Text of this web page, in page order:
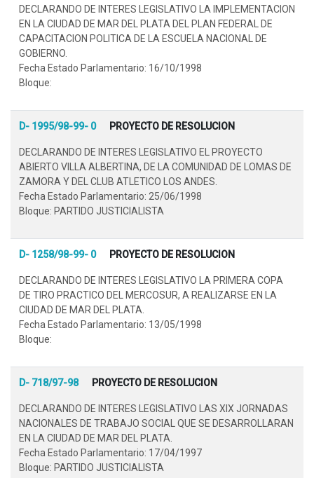
DECLARANDO DE INTERES LEGISLATIVO LA IMPLEMENTACION
EN LA CIUDAD DE MAR DEL PLATA DEL PLAN FEDERAL DE
CAPACITACION POLITICA DE LA ESCUELA NACIONAL DE
GOBIERNO.
Fecha Estado Parlamentario: 16/10/1998
Bloque:
D- 1995/98-99- 0 PROYECTO DE RESOLUCION
DECLARANDO DE INTERES LEGISLATIVO EL PROYECTO
ABIERTO VILLA ALBERTINA, DE LA COMUNIDAD DE LOMAS DE
ZAMORA Y DEL CLUB ATLETICO LOS ANDES.
Fecha Estado Parlamentario: 25/06/1998
Bloque: PARTIDO JUSTICIALISTA
D- 1258/98-99- 0 PROYECTO DE RESOLUCION
DECLARANDO DE INTERES LEGISLATIVO LA PRIMERA COPA
DE TIRO PRACTICO DEL MERCOSUR, A REALIZARSE EN LA
CIUDAD DE MAR DEL PLATA.
Fecha Estado Parlamentario: 13/05/1998
Bloque:
D- 718/97-98 PROYECTO DE RESOLUCION
DECLARANDO DE INTERES LEGISLATIVO LAS XIX JORNADAS
NACIONALES DE TRABAJO SOCIAL QUE SE DESARROLLARAN
EN LA CIUDAD DE MAR DEL PLATA.
Fecha Estado Parlamentario: 17/04/1997
Bloque: PARTIDO JUSTICIALISTA